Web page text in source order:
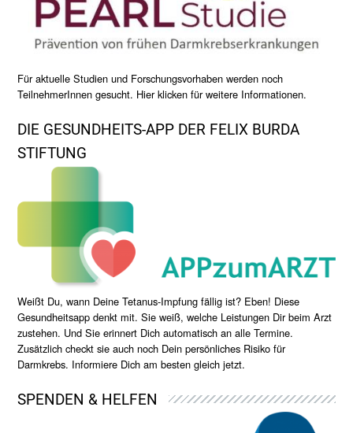
Für aktuelle Studien und Forschungsvorhaben werden noch
TeilnehmerInnen gesucht. Hier klicken für weitere Informationen.
DIE GESUNDHEITS-APP DER FELIX BURDA
STIFTUNG
Weißt Du, wann Deine Tetanus-Impfung fällig ist? Eben! Diese
Gesundheitsapp denkt mit. Sie weiß, welche Leistungen Dir beim Arzt
zustehen. Und Sie erinnert Dich automatisch an alle Termine.
Zusätzlich checkt sie auch noch Dein persönliches Risiko für
Darmkrebs. Informiere Dich am besten gleich jetzt.
SPENDEN & HELFEN